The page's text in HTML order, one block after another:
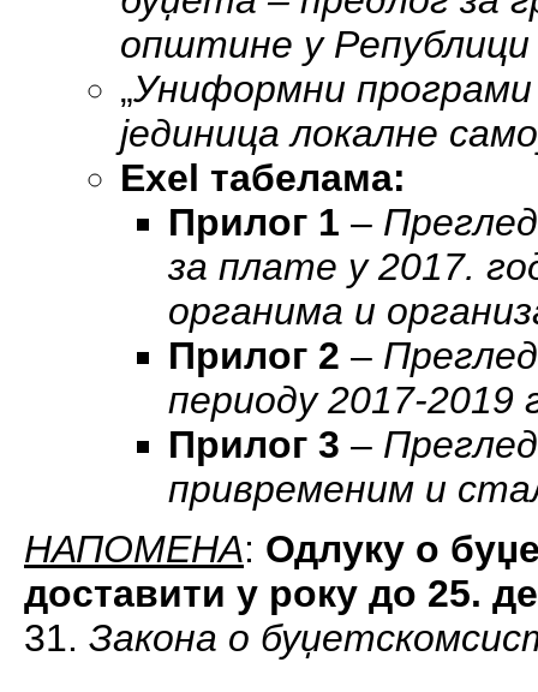
општине у Републици
„Униформни
јединица локалне
Exel табелама:
Прилог 1 –
за плате у 2017.
органима и
Прилог 2 –
периоду 2017-2019
Прилог 3 –
привременим и
НАПОМЕНА: Одлуку о
доставити у року до 25.
31. Закона о